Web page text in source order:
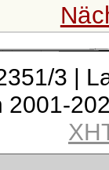
3 |
2001-